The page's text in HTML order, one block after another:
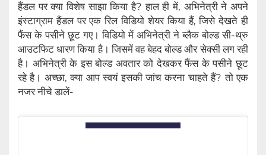
हैंडल पर क्या विशेष साझा किया है? हाल ही में, अभिनेत्री ने अपने
इंस्टाग्राम हैंडल पर एक रिल विडियो शेयर किया हैं, जिसे देखते ही
फैंस के पसीने छूट गए। विडियो में अभिनेत्री ने ब्लैक बोल्ड सी-थ्रु
आउटफिट धारण किया है। जिसमें वह बेहद बोल्ड और सेक्सी लग रही
है। अभिनेत्री के इस बोल्ड अवतार को देखकर फैंस के पसीने छूट
रहे है। अच्छा, क्या आप स्वयं इसकी जांच करना चाहते हैं? तो एक
नजर नीचे डालें-